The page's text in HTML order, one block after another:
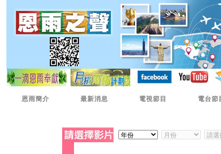
恩雨簡介 最新消息 電視節目 電台節